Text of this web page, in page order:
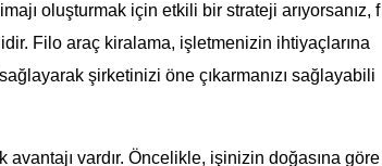
oluşturmak için etkili bir strateji arıyorsanız, f
Filo araç kiralama, işletmenizin ihtiyaçlarına
şirketinizi öne çıkarmanızı sağlayabili
vardır. Öncelikle, işinizin doğasına göre